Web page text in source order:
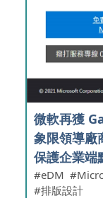
微軟再獲
象限領導廠
保護企業端
eDM
排版設計